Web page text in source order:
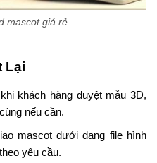
mascot giá rẻ
Lại
khách hàng duyệt mẫu 3D,
nếu cần.
mascot dưới dạng file hình
yêu cầu.